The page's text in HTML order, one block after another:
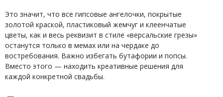
Это значит, что все гипсовые ангелочки, покрытые
золотой краской, пластиковый жемчуг и клеенчатые
цветы, как и весь реквизит в стиле «версальские грезы»
останутся только в мемах или на чердаке до
востребования. Важно избегать бутафории и попсы.
Вместо этого — находить креативные решения для
каждой конкретной свадьбы.